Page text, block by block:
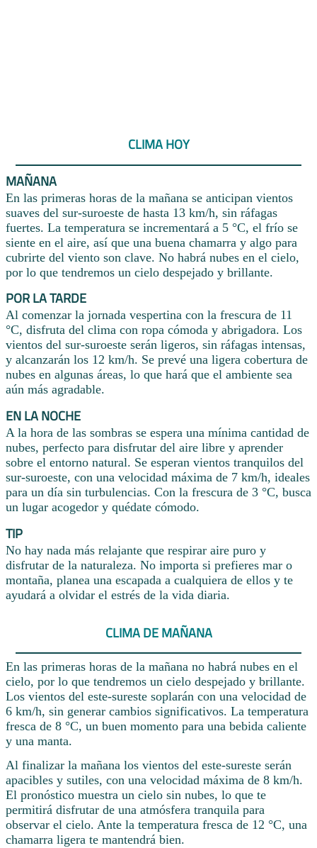
CLIMA HOY
MAÑANA
En las primeras horas de la mañana se anticipan vientos
suaves del sur-suroeste de hasta 13 km/h, sin ráfagas
fuertes. La temperatura se incrementará a 5 °C, el frío se
siente en el aire, así que una buena chamarra y algo para
cubrirte del viento son clave. No habrá nubes en el cielo,
por lo que tendremos un cielo despejado y brillante.
POR LA TARDE
Al comenzar la jornada vespertina con la frescura de 11
°C, disfruta del clima con ropa cómoda y abrigadora. Los
vientos del sur-suroeste serán ligeros, sin ráfagas intensas,
y alcanzarán los 12 km/h. Se prevé una ligera cobertura de
nubes en algunas áreas, lo que hará que el ambiente sea
aún más agradable.
EN LA NOCHE
A la hora de las sombras se espera una mínima cantidad de
nubes, perfecto para disfrutar del aire libre y aprender
sobre el entorno natural. Se esperan vientos tranquilos del
sur-suroeste, con una velocidad máxima de 7 km/h, ideales
para un día sin turbulencias. Con la frescura de 3 °C, busca
un lugar acogedor y quédate cómodo.
TIP
No hay nada más relajante que respirar aire puro y
disfrutar de la naturaleza. No importa si prefieres mar o
montaña, planea una escapada a cualquiera de ellos y te
ayudará a olvidar el estrés de la vida diaria.
CLIMA DE MAÑANA
En las primeras horas de la mañana no habrá nubes en el
cielo, por lo que tendremos un cielo despejado y brillante.
Los vientos del este-sureste soplarán con una velocidad de
6 km/h, sin generar cambios significativos. La temperatura
fresca de 8 °C, un buen momento para una bebida caliente
y una manta.
Al finalizar la mañana los vientos del este-sureste serán
apacibles y sutiles, con una velocidad máxima de 8 km/h.
El pronóstico muestra un cielo sin nubes, lo que te
permitirá disfrutar de una atmósfera tranquila para
observar el cielo. Ante la temperatura fresca de 12 °C, una
chamarra ligera te mantendrá bien.